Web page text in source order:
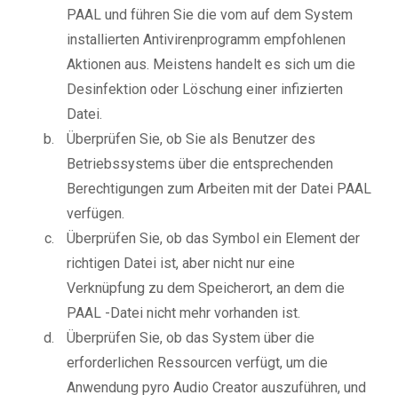
PAAL und führen Sie die vom auf dem System
installierten Antivirenprogramm empfohlenen
Aktionen aus. Meistens handelt es sich um die
Desinfektion oder Löschung einer infizierten
Datei.
Überprüfen Sie, ob Sie als Benutzer des
Betriebssystems über die entsprechenden
Berechtigungen zum Arbeiten mit der Datei PAAL
verfügen.
Überprüfen Sie, ob das Symbol ein Element der
richtigen Datei ist, aber nicht nur eine
Verknüpfung zu dem Speicherort, an dem die
PAAL -Datei nicht mehr vorhanden ist.
Überprüfen Sie, ob das System über die
erforderlichen Ressourcen verfügt, um die
Anwendung pyro Audio Creator auszuführen, und